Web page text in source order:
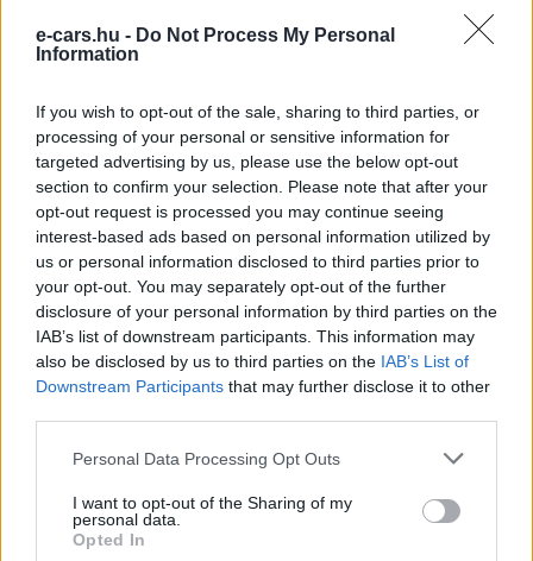
e-cars.hu - Do Not Process My Personal
Information
If you wish to opt-out of the sale, sharing to third parties, or
processing of your personal or sensitive information for
targeted advertising by us, please use the below opt-out
section to confirm your selection. Please note that after your
opt-out request is processed you may continue seeing
interest-based ads based on personal information utilized by
us or personal information disclosed to third parties prior to
your opt-out. You may separately opt-out of the further
disclosure of your personal information by third parties on the
IAB’s list of downstream participants. This information may
also be disclosed by us to third parties on the IAB’s List of
Downstream Participants that may further disclose it to other
Personal Data Processing Opt Outs
I want to opt-out of the Sharing of my
personal data.
Opted In
Főállásban Informatikus kocka, de lelkében elkötelezett gamer,
kütyü és immár e-autó rajongó!
KAPCSOLÓDÓ CIKKEK TÖBB A SZERZŐTŐL
Elektromos
Dánia utolérte Norvégiát: már náluk is
szinte csak elektromos autót vesznek
az emberek
nem szabadul a kínai akkumulátoroktól